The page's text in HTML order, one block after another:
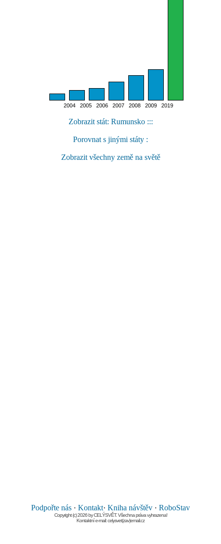
2004 2005 2006 2007 2008 2009 2019
Zobrazit stát: Rumunsko :::
Porovnat s jinými státy :
Zobrazit všechny země na světě
Podpořte nás · Kontakt· Kniha návštěv · RoboStav
Copyright (c) 2026 by CELÝSVĚT. Všechna práva vyhrazena!
Kontaktní e-mail: celysvet(zav)email.cz